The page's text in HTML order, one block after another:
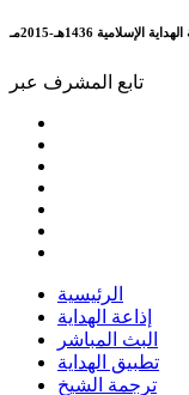
1436هـ-2015مـ
تابع المشرف عبر
الرئيسية
إذاعة الهداية
البث المباشر
تطبيق الهداية
ترجمة الشيخ